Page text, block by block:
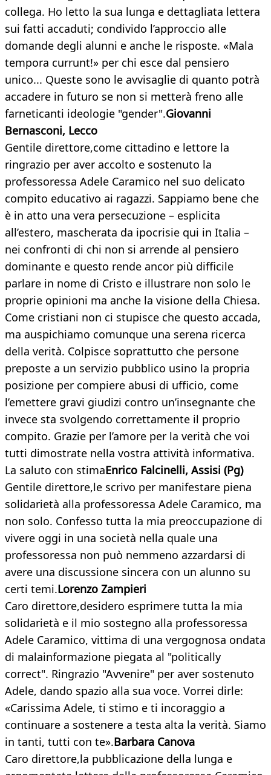
collega. Ho letto la sua lunga e dettagliata lettera
sui fatti accaduti; condivido l’approccio alle
domande degli alunni e anche le risposte. «Mala
tempora currunt!» per chi esce dal pensiero
unico... Queste sono le avvisaglie di quanto potrà
accadere in futuro se non si metterà freno alle
farneticanti ideologie "gender".Giovanni
Bernasconi, Lecco
Gentile direttore,come cittadino e lettore la
ringrazio per aver accolto e sostenuto la
professoressa Adele Caramico nel suo delicato
compito educativo ai ragazzi. Sappiamo bene che
è in atto una vera persecuzione – esplicita
all’estero, mascherata da ipocrisie qui in Italia –
nei confronti di chi non si arrende al pensiero
dominante e questo rende ancor più difficile
parlare in nome di Cristo e illustrare non solo le
proprie opinioni ma anche la visione della Chiesa.
Come cristiani non ci stupisce che questo accada,
ma auspichiamo comunque una serena ricerca
della verità. Colpisce soprattutto che persone
preposte a un servizio pubblico usino la propria
posizione per compiere abusi di ufficio, come
l’emettere gravi giudizi contro un’insegnante che
invece sta svolgendo correttamente il proprio
compito. Grazie per l’amore per la verità che voi
tutti dimostrate nella vostra attività informativa.
La saluto con stimaEnrico Falcinelli, Assisi (Pg)
Gentile direttore,le scrivo per manifestare piena
solidarietà alla professoressa Adele Caramico, ma
non solo. Confesso tutta la mia preoccupazione di
vivere oggi in una società nella quale una
professoressa non può nemmeno azzardarsi di
avere una discussione sincera con un alunno su
certi temi.Lorenzo Zampieri
Caro direttore,desidero esprimere tutta la mia
solidarietà e il mio sostegno alla professoressa
Adele Caramico, vittima di una vergognosa ondata
di malainformazione piegata al "politically
correct". Ringrazio "Avvenire" per aver sostenuto
Adele, dando spazio alla sua voce. Vorrei dirle:
«Carissima Adele, ti stimo e ti incoraggio a
continuare a sostenere a testa alta la verità. Siamo
in tanti, tutti con te».Barbara Canova
Caro direttore,la pubblicazione della lunga e